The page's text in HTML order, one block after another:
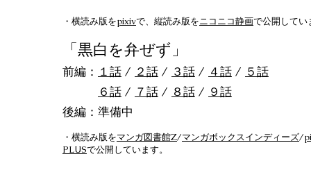
​・横読み版をpixivで、縦読み版をニコニコ静画で公開してい
「黒白を弁ぜず」
前編： １話 / ２話 / ３話 / ４話 / ５話
６話 / ７話 / ８話 / ９話
後編：準備中
・​横読み版をマンガ図書館Z/マンガボックスインディーズ/
PLUSで公開しています。